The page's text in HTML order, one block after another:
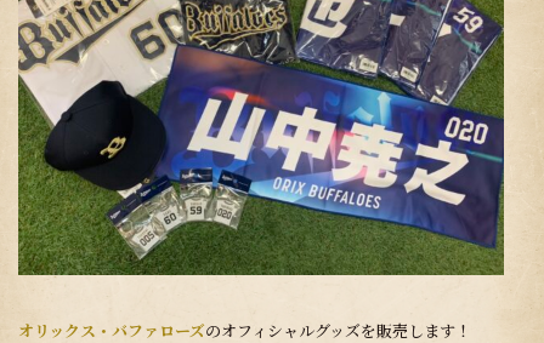
オリックス・バファローズのオフィシャルグッズを販売します！